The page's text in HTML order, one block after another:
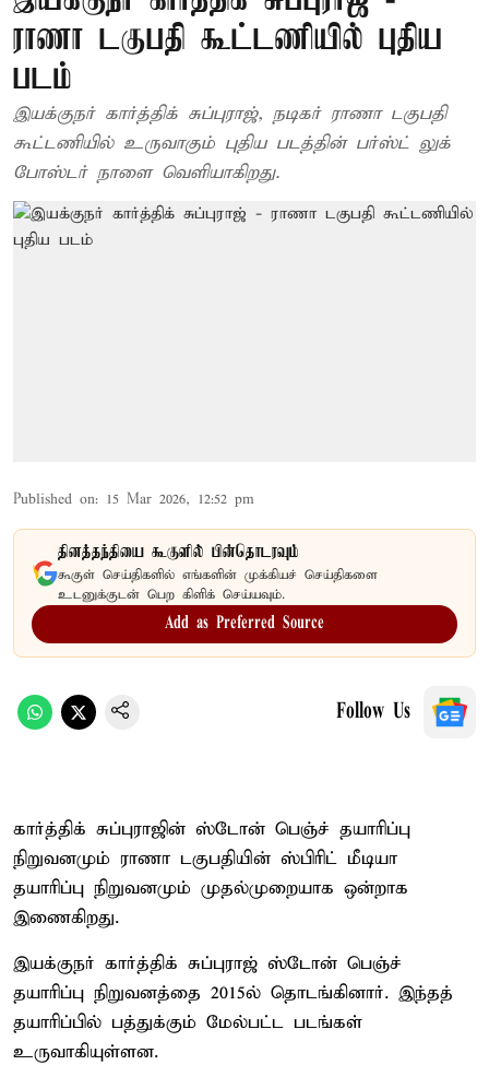
ராணா டகுபதி கூட்டணியில் புதிய
படம்
இயக்குநர் கார்த்திக் சுப்புராஜ், நடிகர் ராணா டகுபதி
கூட்டணியில் உருவாகும் புதிய படத்தின் பர்ஸ்ட் லுக்
போஸ்டர் நாளை வெளியாகிறது.
Published on: 15 Mar 2026, 12:52 pm
தினத்தந்தியை கூகுளில் பின்தொடரவும்
கூகுள் செய்திகளில் எங்களின் முக்கியச் செய்திகளை
உடனுக்குடன் பெற கிளிக் செய்யவும்.
Add as Preferred Source
Follow Us
கார்த்திக் சுப்புராஜின் ஸ்டோன் பெஞ்ச் தயாரிப்பு
நிறுவனமும் ராணா டகுபதியின் ஸ்பிரிட் மீடியா
தயாரிப்பு நிறுவனமும் முதல்முறையாக ஒன்றாக
இணைகிறது.
இயக்குநர் கார்த்திக் சுப்புராஜ் ஸ்டோன் பெஞ்ச்
தயாரிப்பு நிறுவனத்தை 2015ல் தொடங்கினார். இந்தத்
தயாரிப்பில் பத்துக்கும் மேல்பட்ட படங்கள்
உருவாகியுள்ளன.